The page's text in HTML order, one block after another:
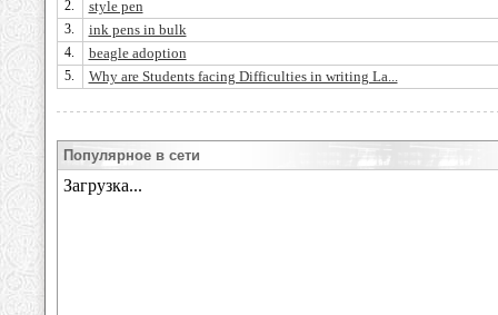
2. style pen
3. ink pens in bulk
4. beagle adoption
5. Why are Students facing Difficulties in writing La...
Популярное в сети